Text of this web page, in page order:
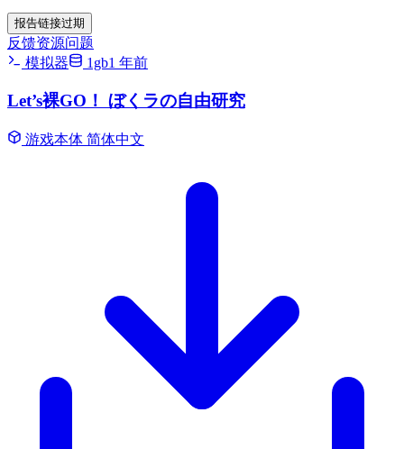
报告链接过期
反馈资源问题
模拟器
1gb1 年前
Let’s裸GO！ ぼくラの自由研究
游戏本体 简体中文